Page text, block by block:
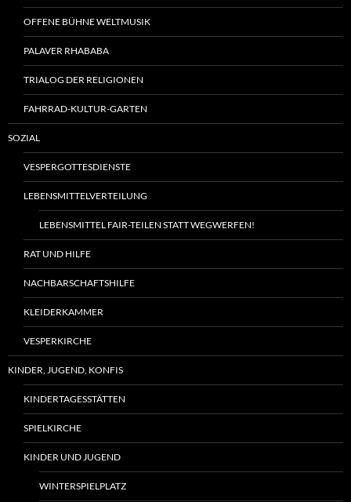
OFFENE BÜHNE WELTMUSIK
PALAVER RHABABA
TRIALOG DER RELIGIONEN
FAHRRAD-KULTUR-GARTEN
SOZIAL
VESPERGOTTESDIENSTE
LEBENSMITTELVERTEILUNG
LEBENSMITTEL FAIR-TEILEN STATT WEGWERFEN!
RAT UND HILFE
NACHBARSCHAFTSHILFE
KLEIDERKAMMER
VESPERKIRCHE
KINDER, JUGEND, KONFIS
KINDERTAGESSTÄTTEN
SPIELKIRCHE
KINDER UND JUGEND
WINTERSPIELPLATZ